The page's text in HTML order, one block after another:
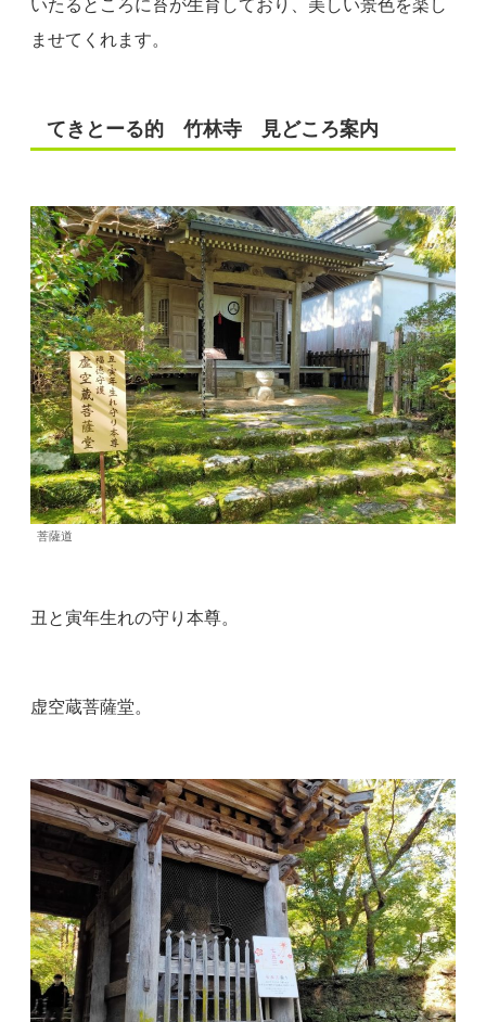
いたるところに苔が生育しており、美しい景色を楽し
ませてくれます。
てきとーる的 竹林寺 見どころ案内
菩薩道
丑と寅年生れの守り本尊。
虚空蔵菩薩堂。